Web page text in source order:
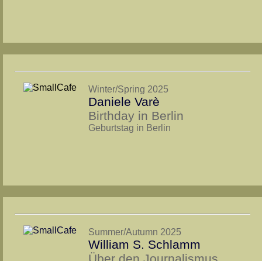
Winter/Spring 2025
Daniele Varè
Birthday in Berlin
Geburtstag in Berlin
Summer/Autumn 2025
William S. Schlamm
Über den Journalismus